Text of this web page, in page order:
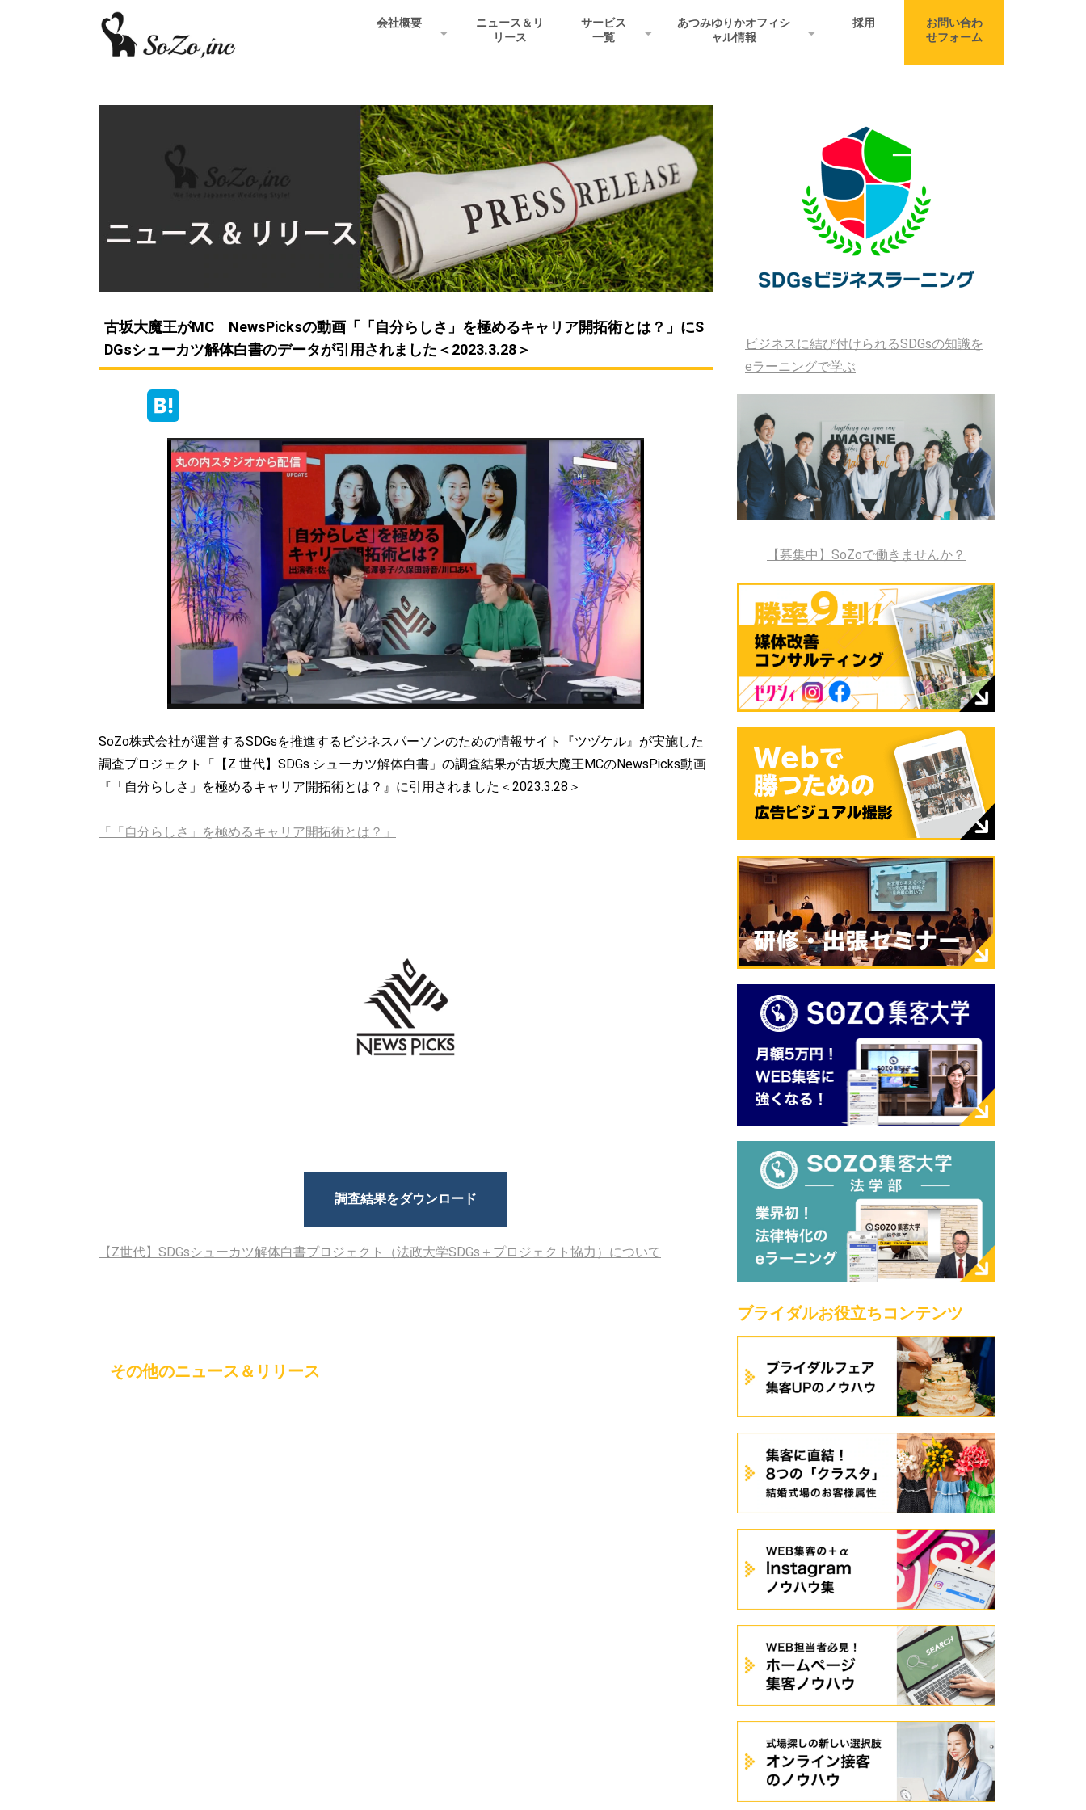
会社概要
ニュース＆リ
リース
サービス
一覧
あつみゆりかオフィシ
ャル情報
採用
お問い合わ
せフォーム
古坂大魔王がMC NewsPicksの動画「「自分らしさ」を極めるキャリア開拓術とは？」にS
DGsシューカツ解体白書のデータが引用されました＜2023.3.28＞
SoZo株式会社が運営するSDGsを推進するビジネスパーソンのための情報サイト『ツヅケル』が実施した
調査プロジェクト「【Z 世代】SDGs シューカツ解体白書」の調査結果が古坂大魔王MCのNewsPicks動画
『「自分らしさ」を極めるキャリア開拓術とは？』に引用されました＜2023.3.28＞
「「自分らしさ」を極めるキャリア開拓術とは？」
調査結果をダウンロード
【Z世代】SDGsシューカツ解体白書プロジェクト（法政大学SDGs＋プロジェクト協力）について
その他のニュース＆リリース
ビジネスに結び付けられるSDGsの知識を
eラーニングで学ぶ
【募集中】SoZoで働きませんか？
ブライダルお役立ちコンテンツ